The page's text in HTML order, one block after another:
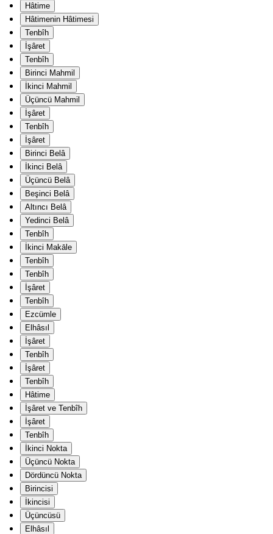
Hâtime
Hâtimenin Hâtimesi
Tenbîh
İşâret
Tenbîh
Birinci Mahmil
İkinci Mahmil
Üçüncü Mahmil
İşâret
Tenbîh
İşâret
Birinci Belâ
İkinci Belâ
Üçüncü Belâ
Beşinci Belâ
Altıncı Belâ
Yedinci Belâ
Tenbîh
İkinci Makāle
Tenbîh
Tenbîh
İşâret
Tenbîh
Ezcümle
Elhâsıl
İşâret
Tenbîh
İşâret
Tenbîh
Hâtime
İşâret ve Tenbîh
İşâret
Tenbîh
İkinci Nokta
Üçüncü Nokta
Dördüncü Nokta
Birincisi
İkincisi
Üçüncüsü
Elhâsıl